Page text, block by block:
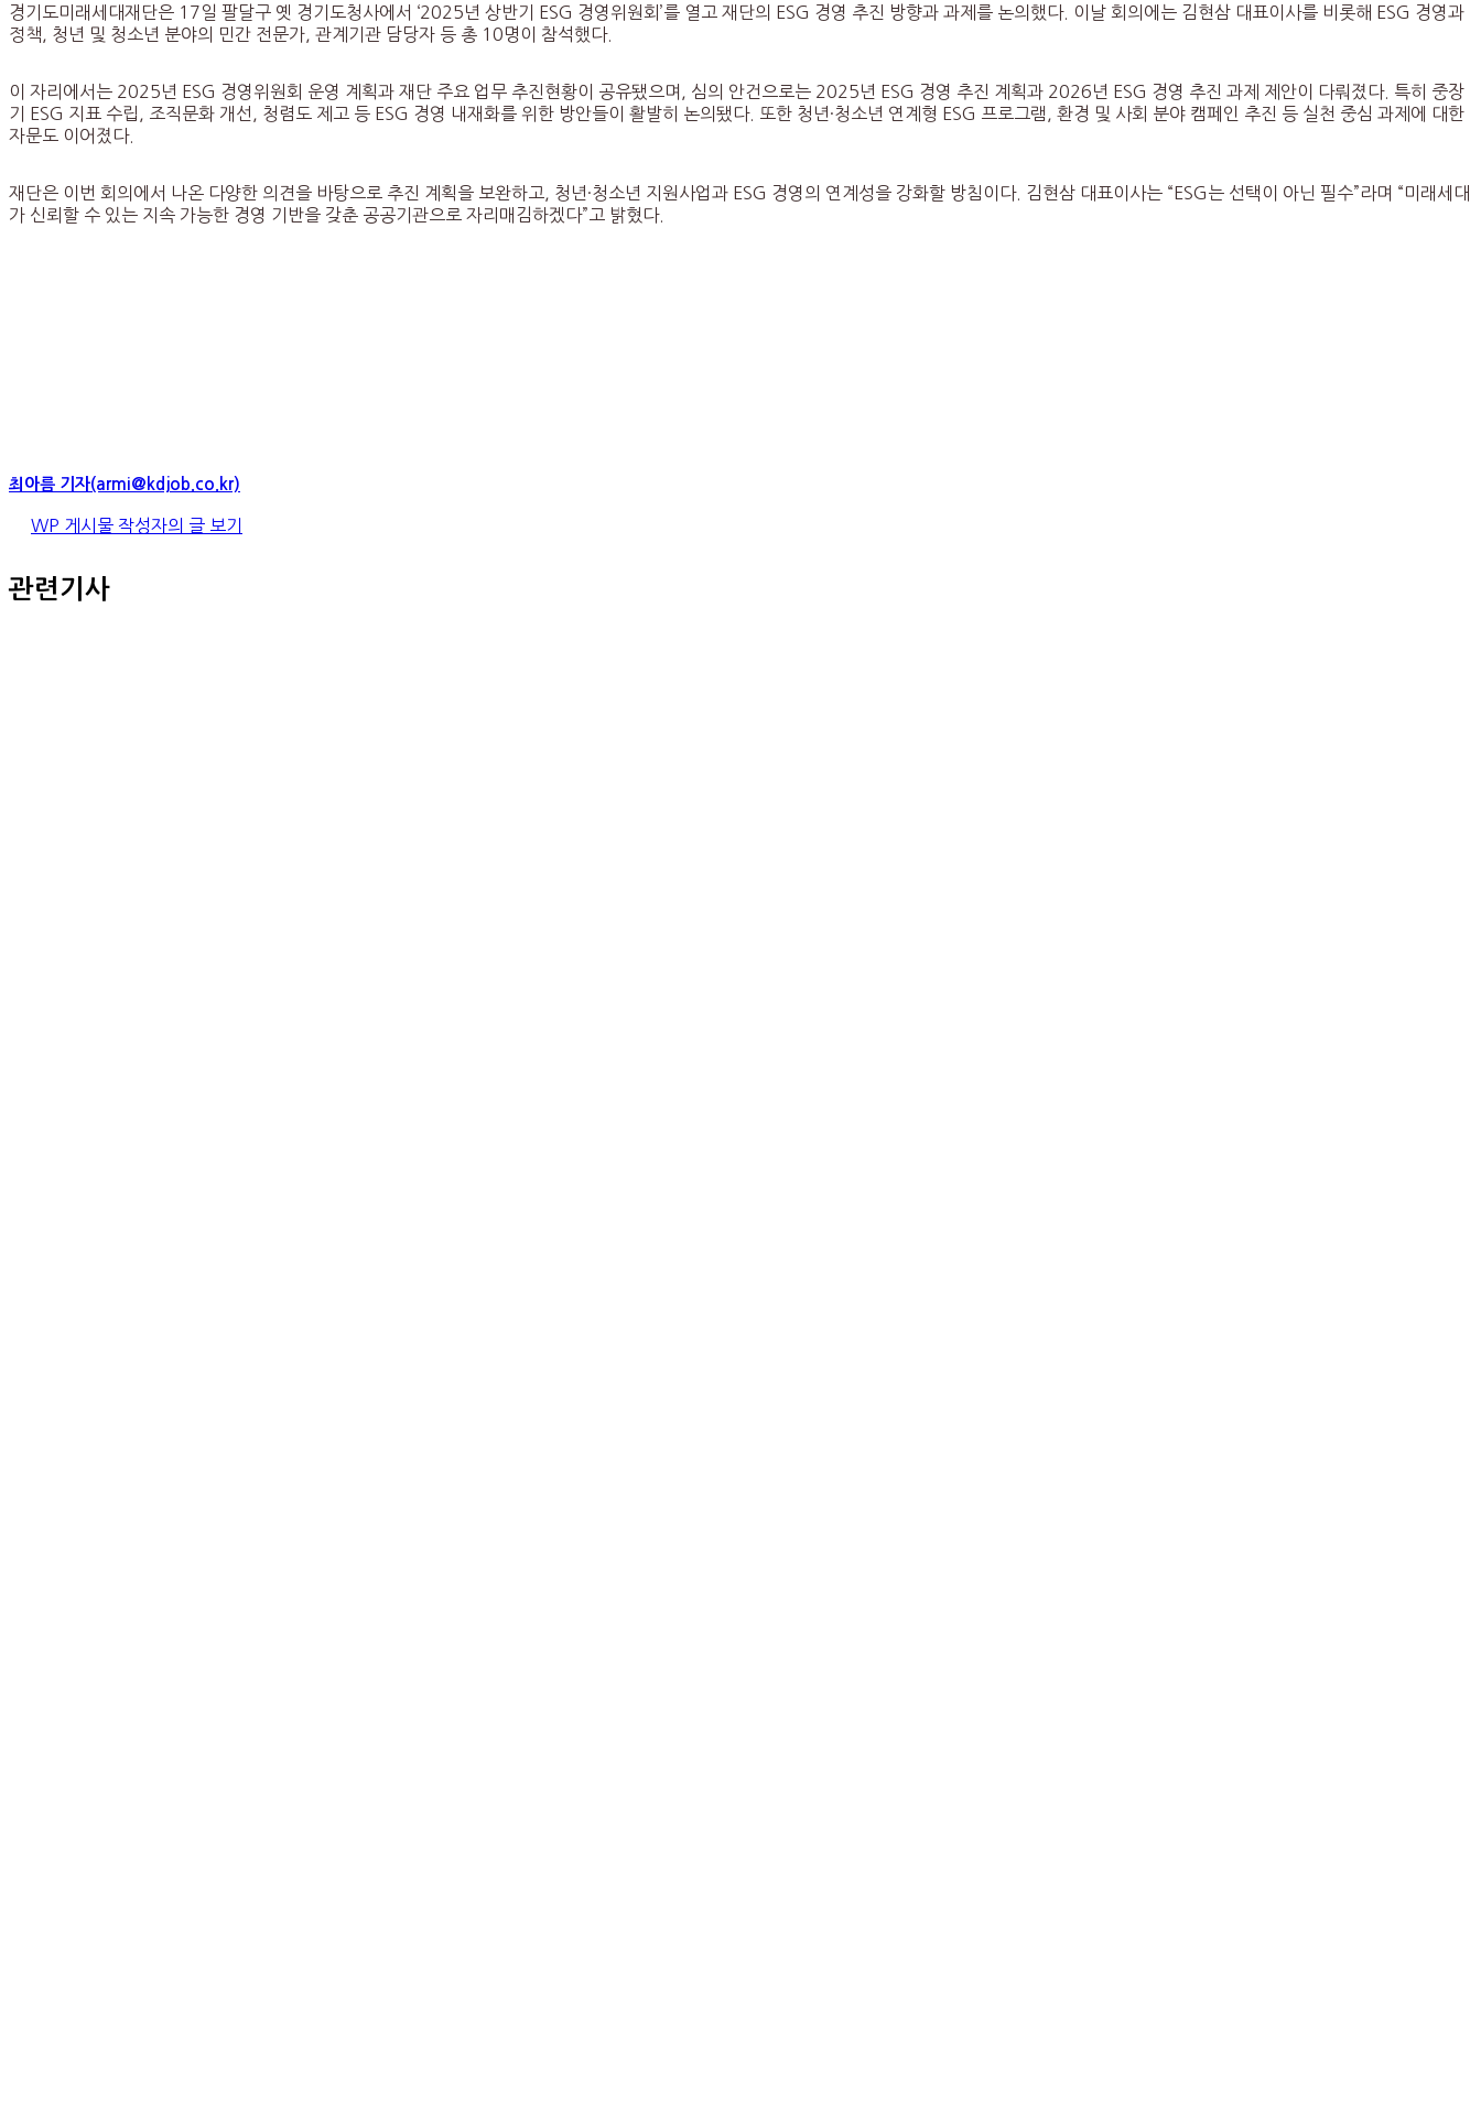
경기도미래세대재단은 17일 팔달구 옛 경기도청사에서 ‘2025년 상반기 ESG 경영위원회’를 열고 재단의 ESG 경영 추진 방향과 과제를 논의했다. 이날 회의에는 김현삼 대표이사를 비롯해 ESG 경영과
정책, 청년 및 청소년 분야의 민간 전문가, 관계기관 담당자 등 총 10명이 참석했다.
이 자리에서는 2025년 ESG 경영위원회 운영 계획과 재단 주요 업무 추진현황이 공유됐으며, 심의 안건으로는 2025년 ESG 경영 추진 계획과 2026년 ESG 경영 추진 과제 제안이 다뤄졌다. 특히 중장
기 ESG 지표 수립, 조직문화 개선, 청렴도 제고 등 ESG 경영 내재화를 위한 방안들이 활발히 논의됐다. 또한 청년·청소년 연계형 ESG 프로그램, 환경 및 사회 분야 캠페인 추진 등 실천 중심 과제에 대한
자문도 이어졌다.
재단은 이번 회의에서 나온 다양한 의견을 바탕으로 추진 계획을 보완하고, 청년·청소년 지원사업과 ESG 경영의 연계성을 강화할 방침이다. 김현삼 대표이사는 “ESG는 선택이 아닌 필수”라며 “미래세대
가 신뢰할 수 있는 지속 가능한 경영 기반을 갖춘 공공기관으로 자리매김하겠다”고 밝혔다.
최아름 기자(armi@kdjob.co.kr)
WP 게시물 작성자의 글 보기
관련기사